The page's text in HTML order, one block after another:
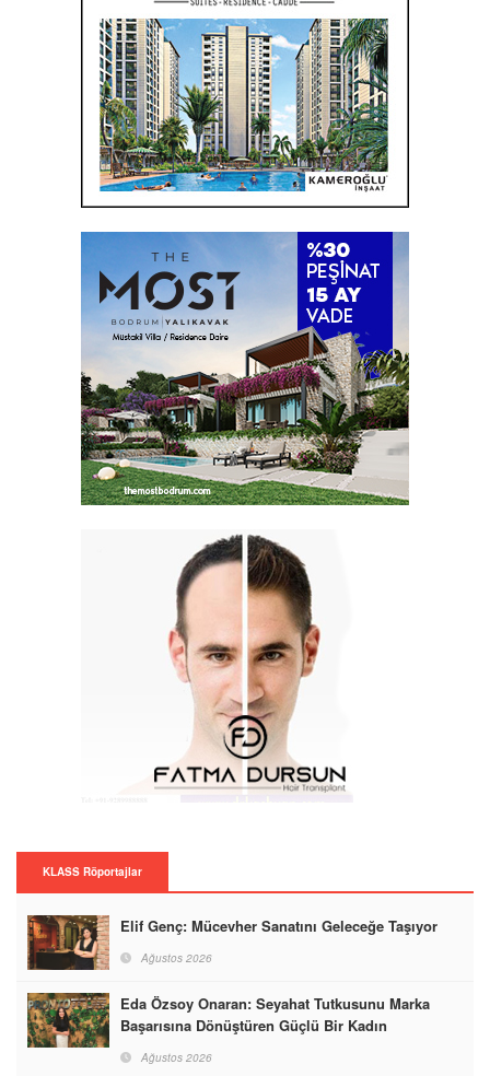
KLASS Röportajlar
Elif Genç: Mücevher Sanatını Geleceğe Taşıyor
Ağustos 2026
Eda Özsoy Onaran: Seyahat Tutkusunu Marka
Başarısına Dönüştüren Güçlü Bir Kadın
Ağustos 2026